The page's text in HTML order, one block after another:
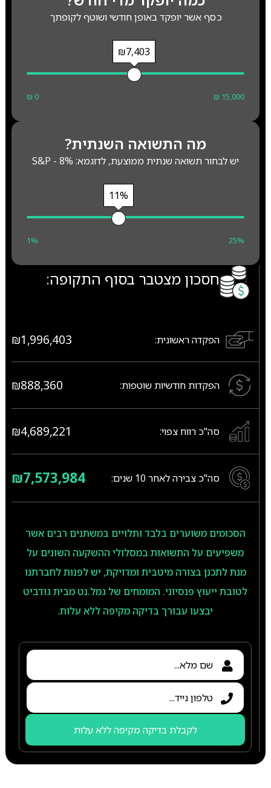
כסף אשר יופקד באופן חודשי ושוטף לקופתך
₪7,403
₪ 0 ₪ 15,000
מה התשואה השנתית?
יש לבחור תשואה שנתית ממוצעת, לדוגמא: S&P - 8%
11%
1% 25%
חסכון מצטבר בסוף התקופה:
הפקדה ראשונית: ₪1,996,403
הפקדות חודשיות שוטפות: ₪888,360
סה"כ רווח צפוי: ₪4,689,221
סה"כ צבירה לאחר 10 שנים: ₪7,573,984
הסכומים משוערים בלבד ותלויים במשתנים רבים אשר
משפיעים על התשואות במסלולי ההשקעה השונים על
מנת לתכנן בצורה מיטבית ומדויקת, יש לפנות לחברתנו
לטובת ייעוץ פנסיוני. המומחים של גמל.נט מבית גודביט
יבצעו עבורך בדיקה מקיפה ללא עלות.
לקבלת בדיקה מקיפה ללא עלות